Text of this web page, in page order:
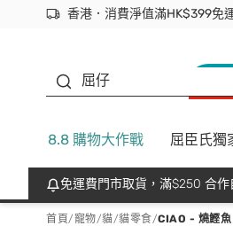
香港．消費淨值滿HK$399免
立即成為易賞錢會員盡享獨家
首次APP下單買滿$450 輸入
屈仔
8.8 購物大作戰 屈臣氏獨
免運費門市取貨，滿$250 合作
首頁/寵物/貓/貓零食/CIAO - 燒鰹